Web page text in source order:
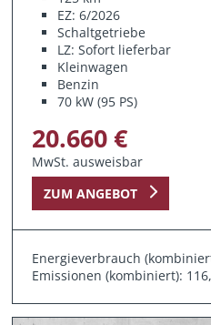
EZ: 6/2026
Schaltgetriebe
LZ: Sofort lieferbar
Kleinwagen
Benzin
70 kW (95 PS)
20.660 €
MwSt. ausweisbar
ZUM ANGEBOT
Energieverbrauch
Emissionen (kombiniert):